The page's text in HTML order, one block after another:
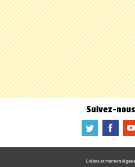
Suivez-nous
a b f
Crédits et mention légales